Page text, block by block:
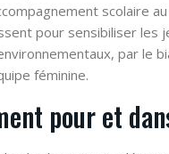
scolaire
pour sensibiliser
par le
féminine.
pour et